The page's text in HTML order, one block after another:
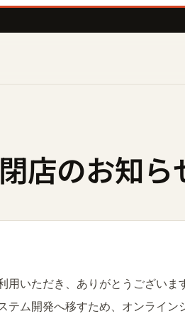
店のお知ら
いただき、ありがとうございま
テム開発へ移すため、オンライ